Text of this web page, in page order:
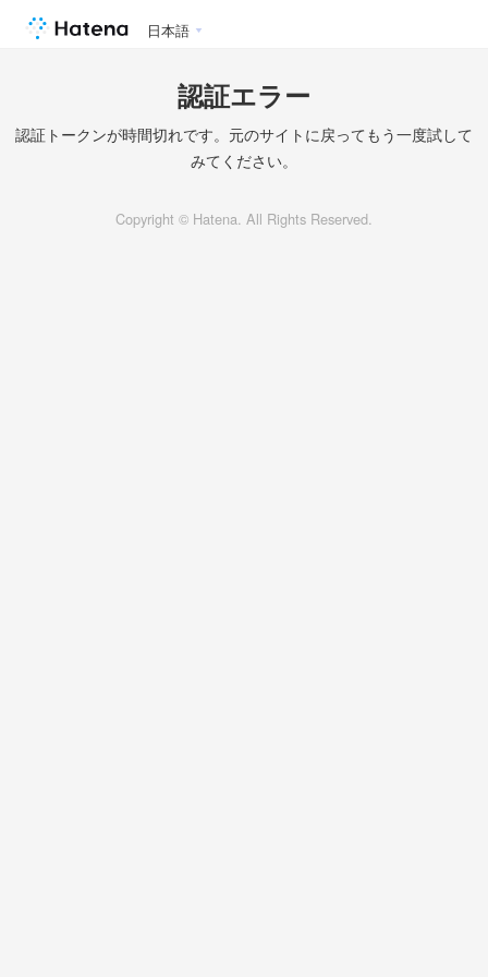
日本語
認証エラー
認証トークンが時間切れです。元のサイトに戻ってもう一度試して
みてください。
Copyright © Hatena. All Rights Reserved.